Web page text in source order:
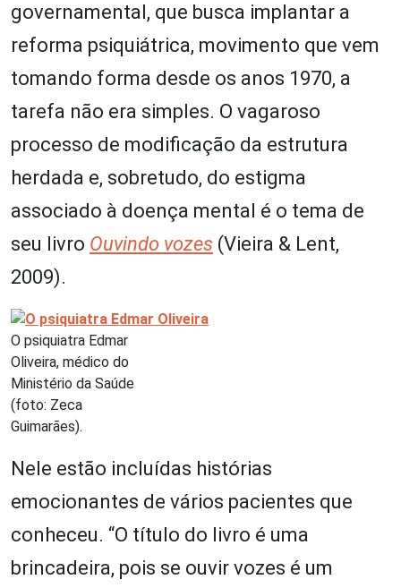
governamental, que busca implantar a
reforma psiquiátrica, movimento que vem
tomando forma desde os anos 1970, a
tarefa não era simples. O vagaroso
processo de modificação da estrutura
herdada e, sobretudo, do estigma
associado à doença mental é o tema de
seu livro Ouvindo vozes (Vieira & Lent,
2009).
O psiquiatra Edmar
Oliveira, médico do
Ministério da Saúde
(foto: Zeca
Guimarães).
Nele estão incluídas histórias
emocionantes de vários pacientes que
conheceu. “O título do livro é uma
brincadeira, pois se ouvir vozes é um